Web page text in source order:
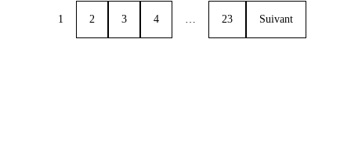
1 2 3 4 23 Suivant